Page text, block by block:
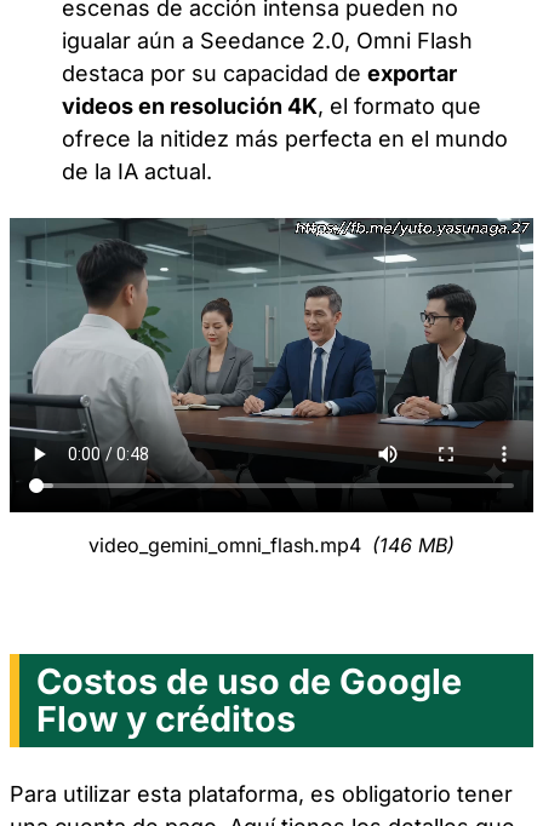
escenas de acción intensa pueden no
igualar aún a Seedance 2.0, Omni Flash
destaca por su capacidad deexportar
videos en resolución 4K, el formato que
ofrece la nitidez más perfecta en el mundo
de la IA actual.
video_gemini_omni_flash.mp4 (146 MB)
Costos de uso de Google
Flow y créditos
Para utilizar esta plataforma, es obligatorio tener